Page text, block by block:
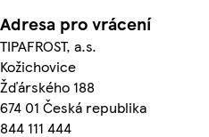
Adresa pro vrácení
TIPAFROST, a.s.
Kožichovice
Žďárského 188
674 01 Česká republika
844 111 444